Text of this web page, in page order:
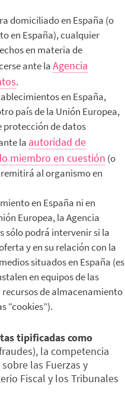
domiciliado en España (o
en España), cualquier
en materia de
ante laAgencia
.
en España,
país de la Unión Europea,
protección de datos
la autoridad de
miembro en cuestión (o
al organismo en
en España ni en
Europea, la Agencia
sólo podrá intervenir si la
y en su relación con la
situados en España (es
en equipos de las
recursos de almacenamiento
“cookies”).
tipificadas como
la competencia
las Fuerzas y
Fiscal y los Tribunales